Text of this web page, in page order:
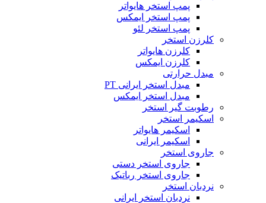
پمپ استخر هایواتر
پمپ استخر ایمکس
پمپ استخر لئو
کلرزن استخر
کلرزن هایواتر
کلرزن ایمکس
مبدل حرارتی
مبدل استخر ایرانی PT
مبدل استخر ایمکس
رطوبت گیر استخر
اسکیمر استخر
اسکیمر هایواتر
اسکیمر ایرانی
جاروی استخر
جاروی استخر دستی
جاروی استخر رباتیک
نردبان استخر
نردبان استخر ایرانی